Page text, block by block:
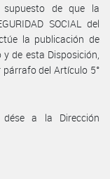
supuesto de que la
SOCIAL del
la publicación de
de esta Disposición,
del Artículo 5°
dése a la Dirección